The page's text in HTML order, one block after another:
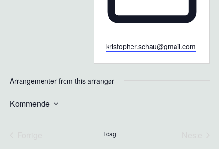
Email
kristopher.schau@gmail.com
Arrangementer from this arrangør
Kommende
I dag